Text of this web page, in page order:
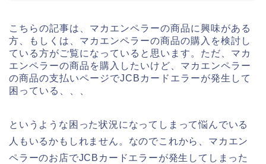
こちらの記事は、マカエンペラーの商品に興味がある
方、もしくは、マカエンペラーの商品の購入を検討し
ている方がご覧になっていると思います。ただ、マカ
エンペラーの商品を購入したいけど、マカエンペラー
の商品の支払いページでJCBカードエラーが発生して
困っている、、、
というような困った状況になってしまって悩んでいる
人もいるかもしれません。なのでこれから、マカエン
ペラーのお店でJCBカードエラーが発生してしまった